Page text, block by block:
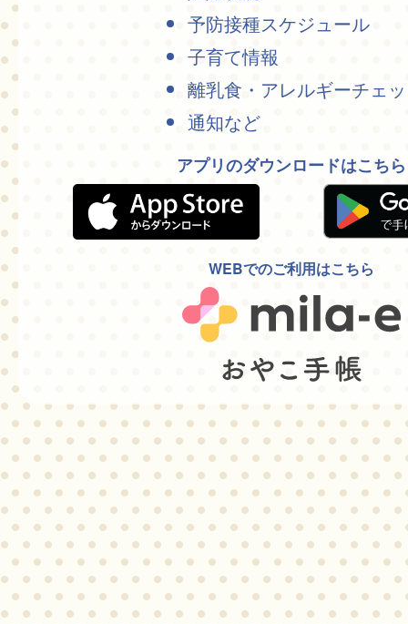
予防接種スケジュール
子育て情報
離乳食・アレルギーチェ
通知など
アプリのダウンロードはこちら
WEBでのご利用はこちら